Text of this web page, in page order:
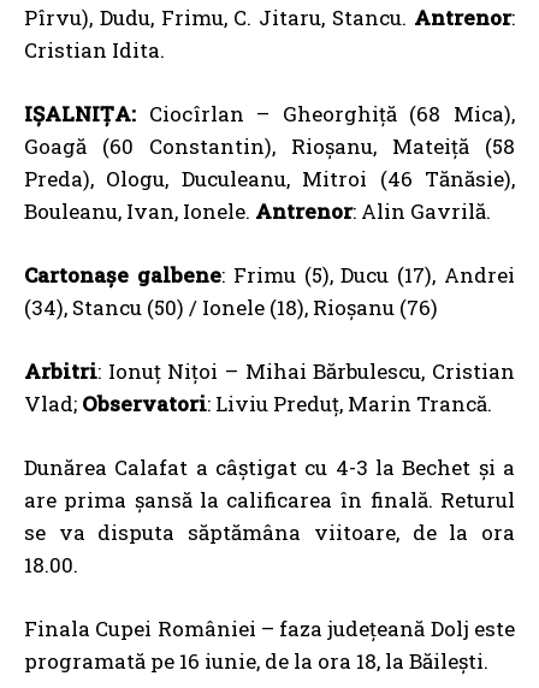
Pîrvu), Dudu, Frimu, C. Jitaru, Stancu. Antrenor:
Cristian Idita.
IȘALNIȚA: Ciocîrlan – Gheorghiță (68 Mica),
Goagă (60 Constantin), Rioșanu, Mateiță (58
Preda), Ologu, Duculeanu, Mitroi (46 Tănăsie),
Bouleanu, Ivan, Ionele. Antrenor: Alin Gavrilă.
Cartonașe galbene: Frimu (5), Ducu (17), Andrei
(34), Stancu (50) / Ionele (18), Rioșanu (76)
Arbitri: Ionuț Nițoi – Mihai Bărbulescu, Cristian
Vlad; Observatori: Liviu Preduț, Marin Trancă.
Dunărea Calafat a câștigat cu 4-3 la Bechet și a
are prima șansă la calificarea în finală. Returul
se va disputa săptămâna viitoare, de la ora
18.00.
Finala Cupei României – faza județeană Dolj este
programată pe 16 iunie, de la ora 18, la Băilești.